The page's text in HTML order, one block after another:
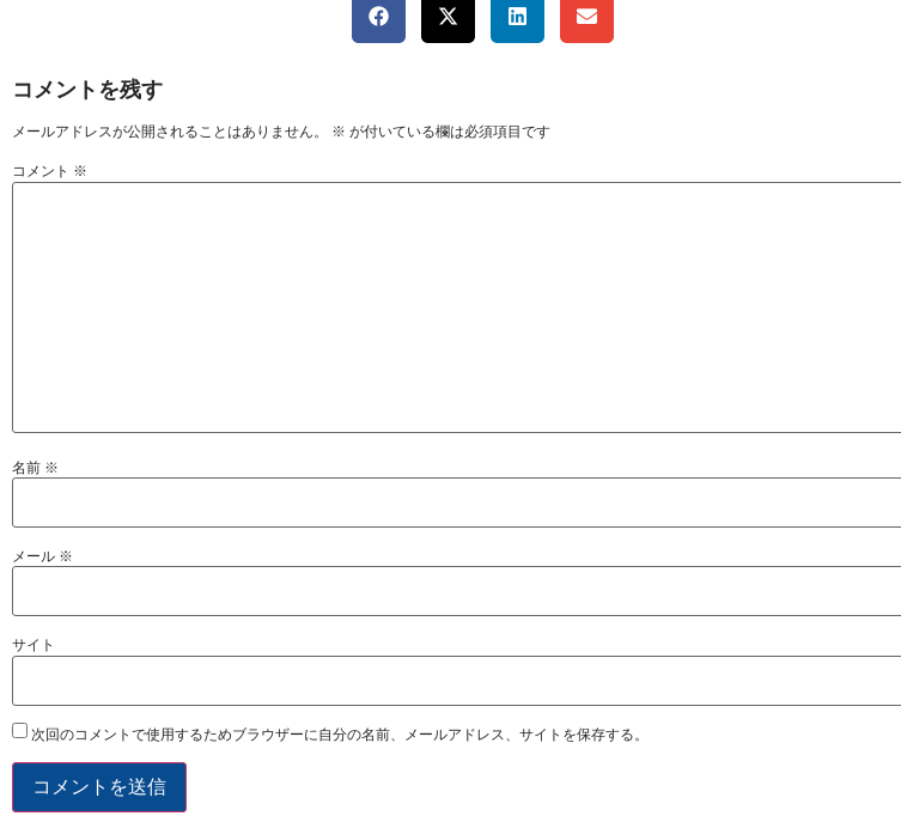
コメントを残す
メールアドレスが公開されることはありません。 ※ が付いている欄は必須項目です
コメント ※
名前 ※
メール ※
サイト
次回のコメントで使用するためブラウザーに自分の名前、メールアドレス、サイトを保存する。